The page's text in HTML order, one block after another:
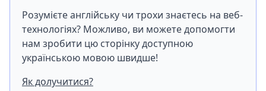
Розумієте англійську чи трохи знаєтесь на веб-
технологіях? Можливо, ви можете допомогти
нам зробити цю сторінку доступною
українською мовою швидше!
Як долучитися?